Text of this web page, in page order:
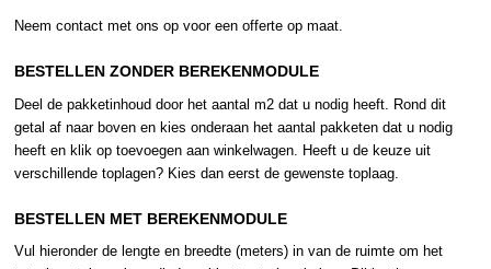
Travertin
-
Neem contact met ons op voor een offerte op maat.
BESTELLEN ZONDER BEREKENMODULE
Deel de pakketinhoud door het aantal m2 dat u nodig heeft. Rond dit
getal af naar boven en kies onderaan het aantal pakketen dat u nodig
heeft en klik op toevoegen aan winkelwagen. Heeft u de keuze uit
verschillende toplagen? Kies dan eerst de gewenste toplaag.
BESTELLEN MET BEREKENMODULE
Vul hieronder de lengte en breedte (meters) in van de ruimte om het